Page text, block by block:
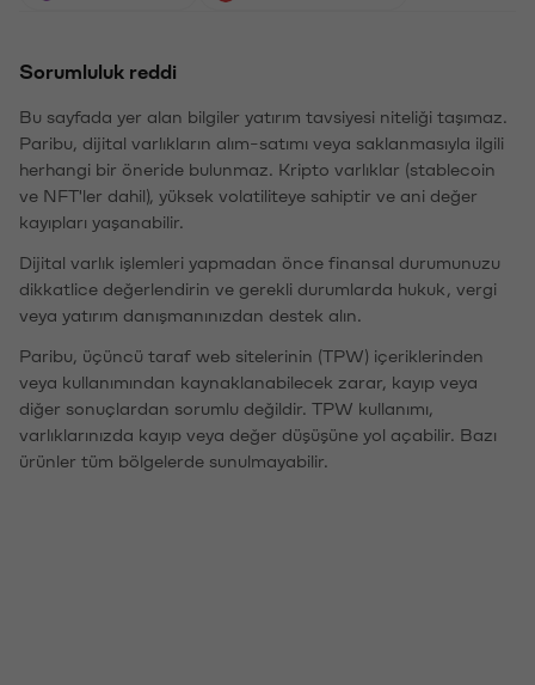
Sorumluluk reddi
Bu sayfada yer alan bilgiler yatırım tavsiyesi niteliği taşımaz.
Paribu, dijital varlıkların alım-satımı veya saklanmasıyla ilgili
herhangi bir öneride bulunmaz. Kripto varlıklar (stablecoin
ve NFT'ler dahil), yüksek volatiliteye sahiptir ve ani değer
kayıpları yaşanabilir.
Dijital varlık işlemleri yapmadan önce finansal durumunuzu
dikkatlice değerlendirin ve gerekli durumlarda hukuk, vergi
veya yatırım danışmanınızdan destek alın.
Paribu, üçüncü taraf web sitelerinin (TPW) içeriklerinden
veya kullanımından kaynaklanabilecek zarar, kayıp veya
diğer sonuçlardan sorumlu değildir. TPW kullanımı,
varlıklarınızda kayıp veya değer düşüşüne yol açabilir. Bazı
ürünler tüm bölgelerde sunulmayabilir.